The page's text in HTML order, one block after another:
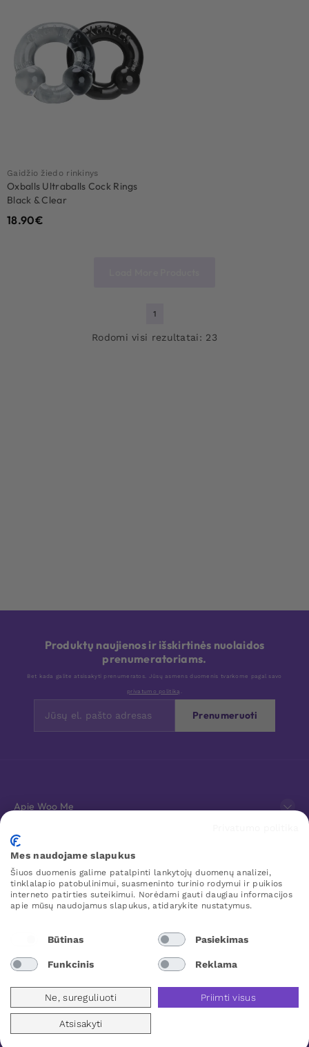
Gaidžio žiedo rinkinys
Oxballs Ultraballs Cock Rings
Black & Clear
18.90€
1
Rodomi visi rezultatai: 23
Produktų naujienos ir išskirtinės nuolaidos
prenumeratoriams.
Bet kada galite atsisakyti prenumeratos. Jūsų asmens duomenis tvarkome pagal savo
privatumo politiką .
Prenumeruoti
Apie Woo Me
Klientų aptarnavimas
Mėgstamiausi
WOO ME
Mes naudojame slapukus
Šiuos duomenis galime patalpinti lankytojų duomenų analizei,
tinklalapio patobulinimui, suasmeninto turinio rodymui ir puikios
interneto patirties suteikimui. Norėdami gauti daugiau informacijos
apie mūsų naudojamus slapukus, atidarykite nustatymus.
Būtinas Pasiekimas
Funkcinis Reklama
Ne, sureguliuoti Priimti visus
Atsisakyti